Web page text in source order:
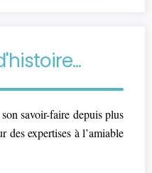
savoir-faire depuis plus
des expertises à l’amiable